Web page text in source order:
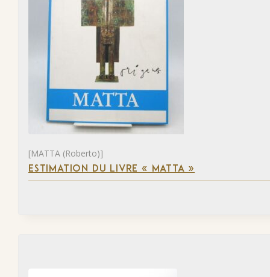
[MATTA (Roberto)]
ESTIMATION DU LIVRE « MATTA »